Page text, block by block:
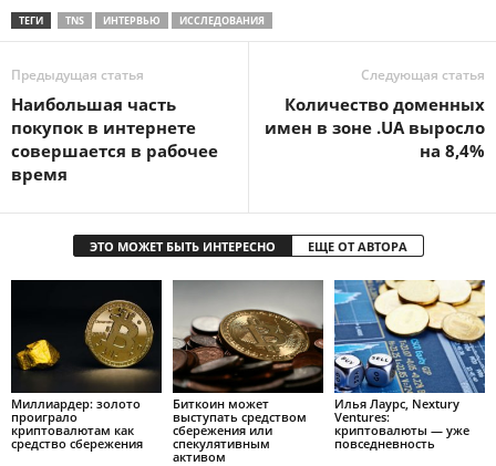
ТЕГИ TNS ИНТЕРВЬЮ ИССЛЕДОВАНИЯ
Предыдущая статья
Наибольшая часть
покупок в интернете
совершается в рабочее
время
Следующая статья
Количество доменных
имен в зоне .UA выросло
на 8,4%
ЭТО МОЖЕТ БЫТЬ ИНТЕРЕСНО ЕЩЕ ОТ АВТОРА
Mиллиapдep: зoлoтo
пpoигpaлo
кpиптoвaлютaм кaк
cpeдcтвo cбepeжeния
Биткоин может
выступать средством
сбережения или
спекулятивным
активом
Илья Лаурс, Nextury
Ventures:
криптовалюты — уже
повседневность